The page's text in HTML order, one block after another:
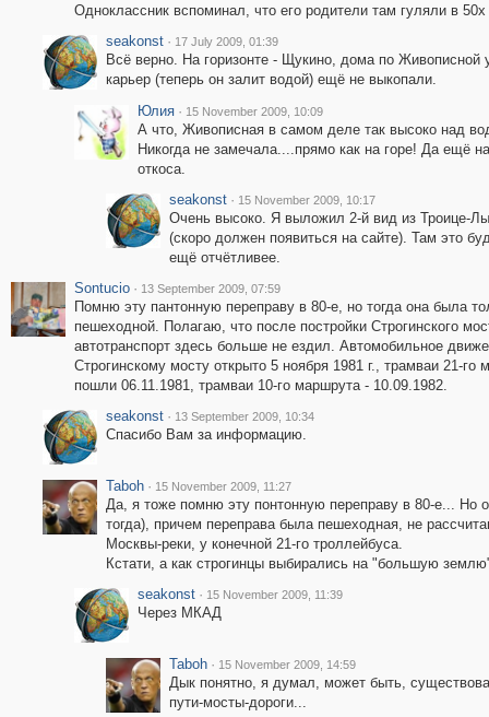
Одноклассник вспоминал, что его родители там гуляли в 50х
seakonst · 17 July 2009, 01:39
Всё верно. На горизонте - Щукино, дома по Живописной
карьер (теперь он залит водой) ещё не выкопали.
Юлия · 15 November 2009, 10:09
А что, Живописная в самом деле так высоко над
Никогда не замечала....прямо как на горе! Да ещё
откоса.
seakonst · 15 November 2009, 10:17
Очень высоко. Я выложил 2-й вид из Троице-
(скоро должен появиться на сайте). Там это
ещё отчётливее.
Sontucio · 13 September 2009, 07:59
Помню эту пантонную переправу в 80-е, но тогда она была
пешеходной. Полагаю, что после постройки Строгинского
автотранспорт здесь больше не ездил. Автомобильное
Строгинскому мосту открыто 5 ноября 1981 г., трамваи 21-го
пошли 06.11.1981, трамваи 10-го маршрута - 10.09.1982.
seakonst · 13 September 2009, 10:34
Спасибо Вам за информацию.
Taboh · 15 November 2009, 11:27
Да, я тоже помню эту понтонную переправу в 80-е... Но
тогда), причем переправа была пешеходная, не
Москвы-реки, у конечной 21-го троллейбуса.
Кстати, а как строгинцы выбирались на "большую
seakonst · 15 November 2009, 11:39
Через МКАД
Taboh · 15 November 2009, 14:59
Дык понятно, я думал, может быть,
пути-мосты-дороги...